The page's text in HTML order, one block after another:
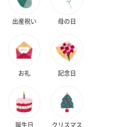
出産祝い 母の日
お礼 記念日
誕生日 クリスマス